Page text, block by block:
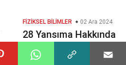
FIZIKSEL BILIMLER 02 Ara 2024
28 Yansıma Hakkında